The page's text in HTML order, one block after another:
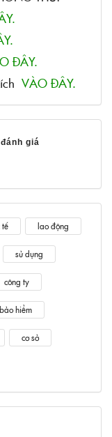
ĐÂY.
VÀO ĐÂY.
giá
tế lao động
sử dụng
công ty
bảo hiểm
cơ sở